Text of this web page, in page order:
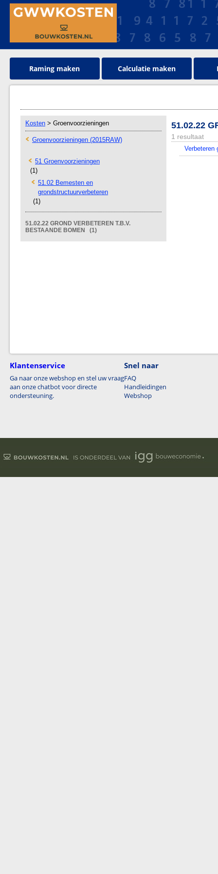
Raming maken Calculatie maken
Kosten > Groenvoorzieningen
Groenvoorzieningen (2015RAW)
51 Groenvoorzieningen
(1)
51.02 Bemesten en
grondstructuurverbeteren
(1)
51.02.22 GROND VERBETEREN T.B.V.
BESTAANDE BOMEN (1)
51.02.22
1 resultaat
Verbeteren
Klantenservice
Ga naar onze webshop en stel uw vraag
aan onze chatbot voor directe
ondersteuning.
Snel naar
FAQ
Handleidingen
Webshop